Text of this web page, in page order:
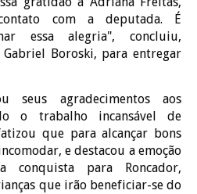
com a deputada. É
essa alegria", concluiu,
Gabriel Boroski, para entregar
seus agradecimentos aos
o trabalho incansável de
que para alcançar bons
e destacou a emoção
conquista para Roncador,
que irão beneficiar-se do